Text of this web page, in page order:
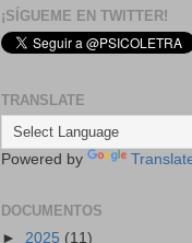
¡SÍGUEME EN TWITTER!
TRANSLATE
Powered by
DOCUMENTOS
► 2025 (11)